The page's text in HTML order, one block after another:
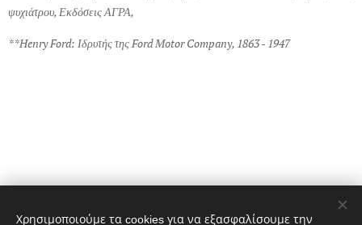
ψυχιάτρου, Εκδόσεις ΑΓΡΑ,
**Henry Ford: Ιδρυτής της Ford Motor Company, 1863 - 1947
Share
Χρησιμοποιούμε τα cookies για να εξασφαλίσουμε την